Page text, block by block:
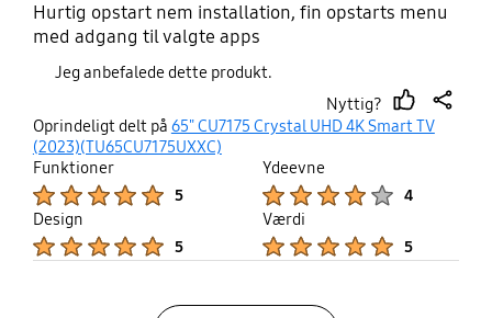
Hurtig opstart nem installation, fin opstarts menu
med adgang til valgte apps
Jeg anbefalede dette produkt.
Nyttig?
thumbshare
Oprindeligt delt på 65" CU7175 Crystal UHD 4K Smart TV
(2023)(TU65CU7175UXXC)
Funktioner
5
Ydeevne
4
Design
5
Værdi
5